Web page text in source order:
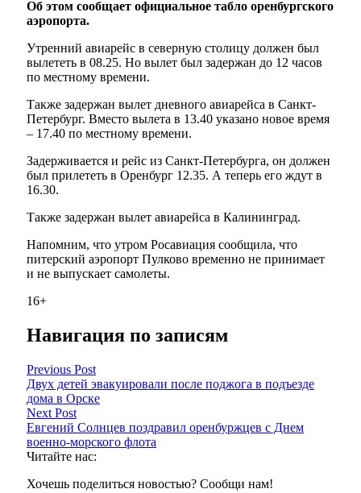
Об этом сообщает официальное табло оренбургского
аэропорта.
Утренний авиарейс в северную столицу должен был
вылететь в 08.25. Но вылет был задержан до 12 часов
по местному времени.
Также задержан вылет дневного авиарейса в Санкт-
Петербург. Вместо вылета в 13.40 указано новое время
– 17.40 по местному времени.
Задерживается и рейс из Санкт-Петербурга, он должен
был прилететь в Оренбург 12.35. А теперь его ждут в
16.30.
Также задержан вылет авиарейса в Калининград.
Напомним, что утром Росавиация сообщила, что
питерский аэропорт Пулково временно не принимает
и не выпускает самолеты.
16+
Навигация по записям
Previous Post
Двух детей эвакуировали после поджога в подъезде
дома в Орске
Next Post
Евгений Солнцев поздравил оренбуржцев с Днем
военно-морского флота
Читайте нас:
Хочешь поделиться новостью? Сообщи нам!